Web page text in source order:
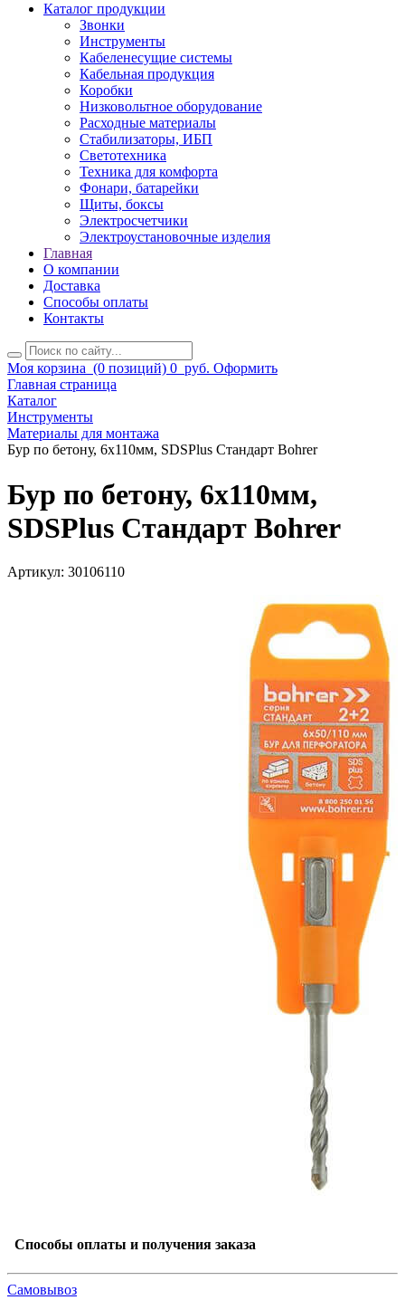
Каталог продукции
Звонки
Инструменты
Кабеленесущие системы
Кабельная продукция
Коробки
Низковольтное оборудование
Расходные материалы
Стабилизаторы, ИБП
Светотехника
Техника для комфорта
Фонари, батарейки
Щиты, боксы
Электросчетчики
Электроустановочные изделия
Главная
О компании
Доставка
Способы оплаты
Контакты
Моя корзина (0 позиций) 0 руб. Оформить
Главная страница
Каталог
Инструменты
Материалы для монтажа
Бур по бетону, 6х110мм, SDSPlus Стандарт Bohrer
Бур по бетону, 6х110мм,
SDSPlus Стандарт Bohrer
Артикул: 30106110
Способы оплаты и получения заказа
Самовывоз